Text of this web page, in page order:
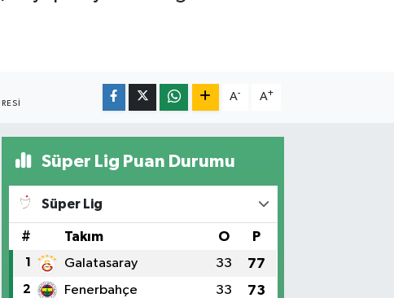
A- A+
Süper Lig Puan Durumu
Süper Lig
# Takım O P
1 Galatasaray 33 77
2 Fenerbahçe 33 73